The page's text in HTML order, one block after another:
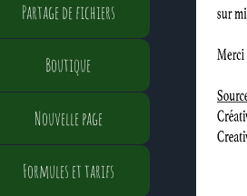
Partage de fichiers
Boutique
Nouvelle page
Formules et tarifs